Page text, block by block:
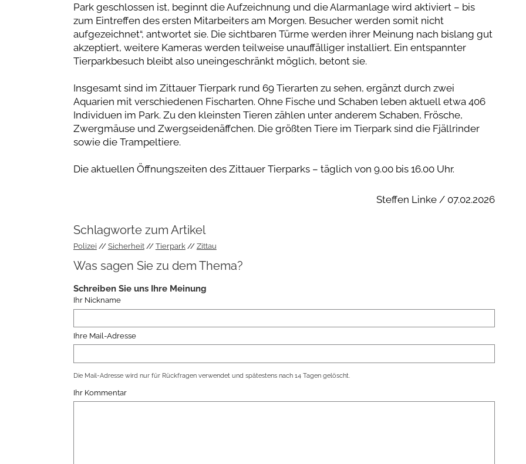
Park geschlossen ist, beginnt die Aufzeichnung und die Alarmanlage wird aktiviert – bis
zum Eintreffen des ersten Mitarbeiters am Morgen. Besucher werden somit nicht
aufgezeichnet“, antwortet sie. Die sichtbaren Türme werden ihrer Meinung nach bislang gut
akzeptiert, weitere Kameras werden teilweise unauffälliger installiert. Ein entspannter
Tierparkbesuch bleibt also uneingeschränkt möglich, betont sie.
Insgesamt sind im Zittauer Tierpark rund 69 Tierarten zu sehen, ergänzt durch zwei
Aquarien mit verschiedenen Fischarten. Ohne Fische und Schaben leben aktuell etwa 406
Individuen im Park. Zu den kleinsten Tieren zählen unter anderem Schaben, Frösche,
Zwergmäuse und Zwergseidenäffchen. Die größten Tiere im Tierpark sind die Fjällrinder
sowie die Trampeltiere.
Die aktuellen Öffnungszeiten des Zittauer Tierparks – täglich von 9.00 bis 16.00 Uhr.
Steffen Linke / 07.02.2026
Schlagworte zum Artikel
Polizei Sicherheit Tierpark Zittau
Was sagen Sie zu dem Thema?
Schreiben Sie uns Ihre Meinung
Ihr Nickname
Ihre Mail-Adresse
Die Mail-Adresse wird nur für Rückfragen verwendet und spätestens nach 14 Tagen gelöscht.
Ihr Kommentar